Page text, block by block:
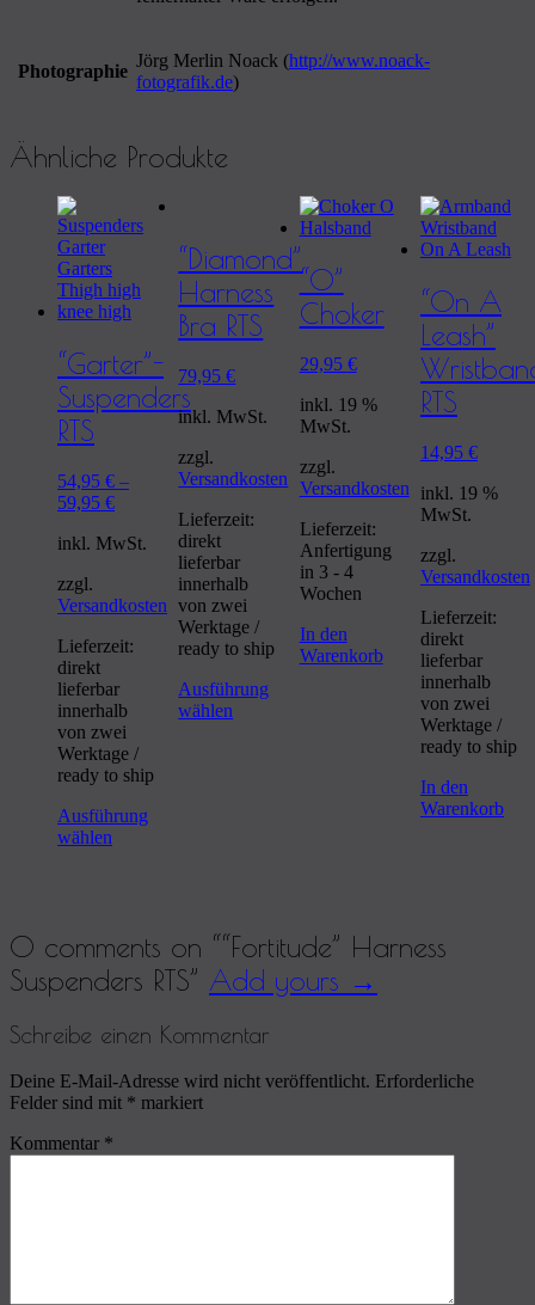
Photographie
Jörg Merlin Noack (http://www.noack-
fotografik.de)
Ähnliche Produkte
“Garter”-
Suspenders
RTS
54,95 € –
59,95 €
inkl. MwSt.
zzgl.
Versandkosten
Lieferzeit:
direkt
lieferbar
innerhalb
von zwei
Werktage /
ready to ship
Ausführung
wählen
“Diamond”
Harness
Bra RTS
79,95€
inkl. MwSt.
zzgl.
Versandkosten
Lieferzeit:
direkt
lieferbar
innerhalb
von zwei
Werktage /
ready to ship
Ausführung
wählen
“O”
Choker
29,95 €
inkl. 19 %
MwSt.
zzgl.
Versandkosten
Lieferzeit:
Anfertigung
in 3 - 4
Wochen
In den
Warenkorb
“On A
Leash”
RTS
14,95 €
inkl. 19 %
MwSt.
zzgl.
Versandkosten
Lieferzeit:
direkt
lieferbar
innerhalb
von zwei
Werktage /
ready to ship
In den
Warenkorb
0 comments on ““Fortitude” Harness
Suspenders RTS” Add yours →
Schreibe einen Kommentar
Deine E-Mail-Adresse wird nicht veröffentlicht. Erforderliche
Felder sind mit * markiert
Kommentar *